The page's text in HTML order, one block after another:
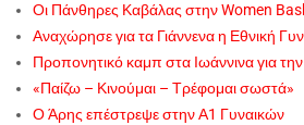
Οι Πάνθηρες Καβάλας στην Women
Αναχώρησε για τα Γιάννενα η Εθνική
Προπονητικό καμπ στα Ιωάννινα για
«Παίζω – Κινούμαι – Τρέφομαι σωστά»
Ο Άρης επέστρεψε στην Α1 Γυναικών